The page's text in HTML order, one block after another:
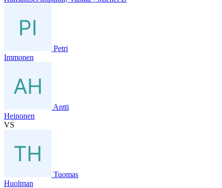
Petri
Immonen
Antti
Heinonen
VS
Tuomas
Huolman